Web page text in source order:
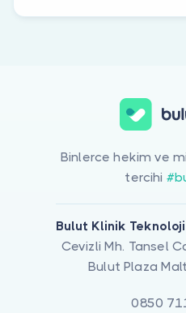
Binlerce hekim ve
tercihi
Bulut Klinik Teknoloji
Cevizli Mh. Tansel
Bulut Plaza
0850